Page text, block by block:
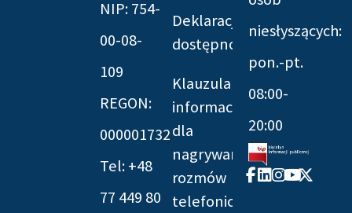
NIP: 754-
00-08-
109
REGON:
000001732
Tel: +48
77 449 80
Deklaracja
dostępności
Klauzula
informacyjna
dla
nagrywania
rozmów
telefonicznych
niesłyszących:
pon.-pt.
08:00-
20:00
Facebook-
f
Linkedin
Instagram
Youtube
X-
twitter